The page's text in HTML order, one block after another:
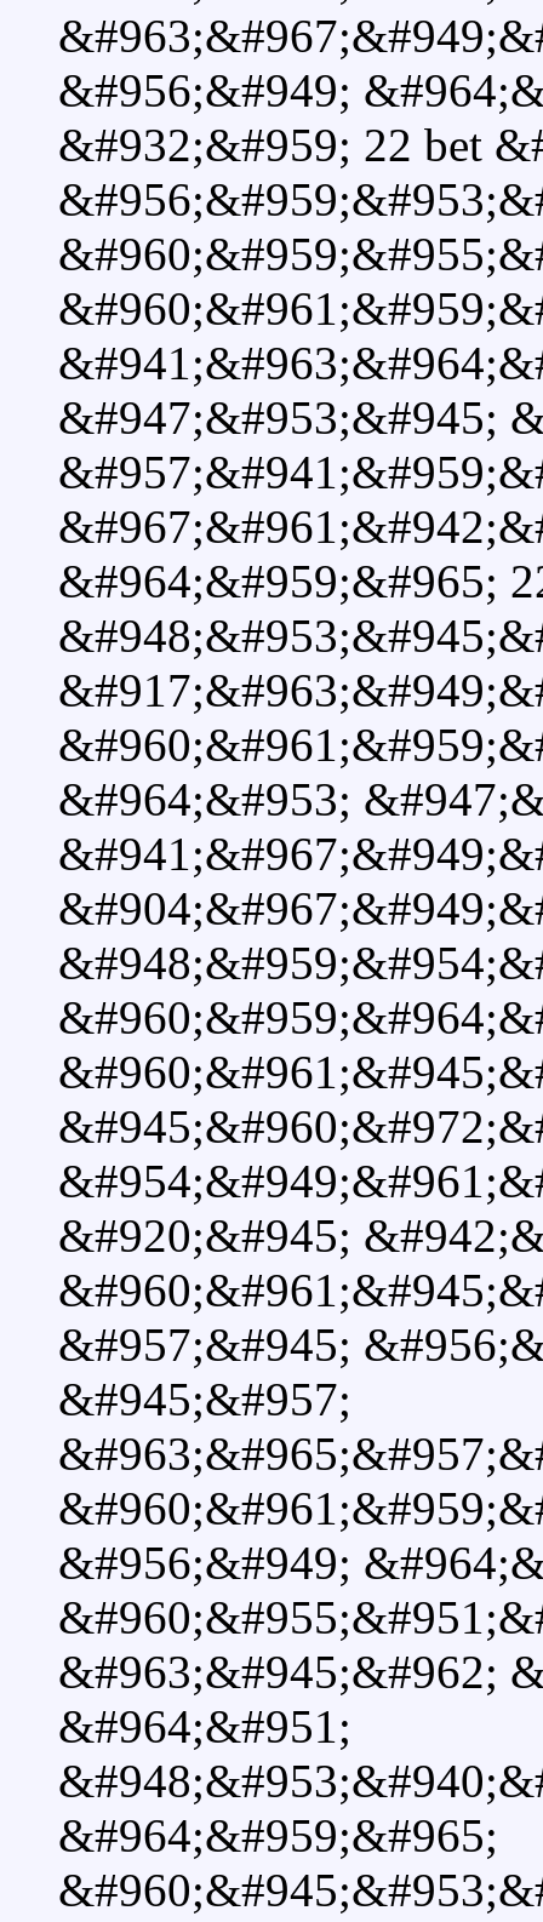
&#956;&#949;
&#932;&#959; 22 bet
&#947;&#953;&#945;
&#964;&#959;&#965;
&#964;&#953;
&#920;&#945;
&#957;&#945;
&#945;&#957;
&#956;&#949;
&#963;&#945;&#962;
&#964;&#951;
&#964;&#959;&#965;